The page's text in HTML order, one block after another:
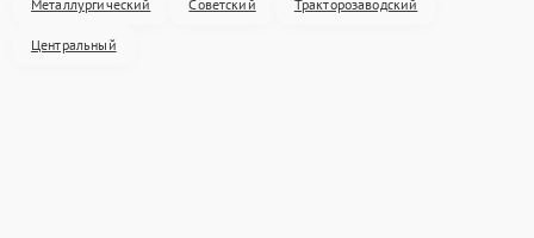
Металлургический Советский Тракторозаводский
Центральный